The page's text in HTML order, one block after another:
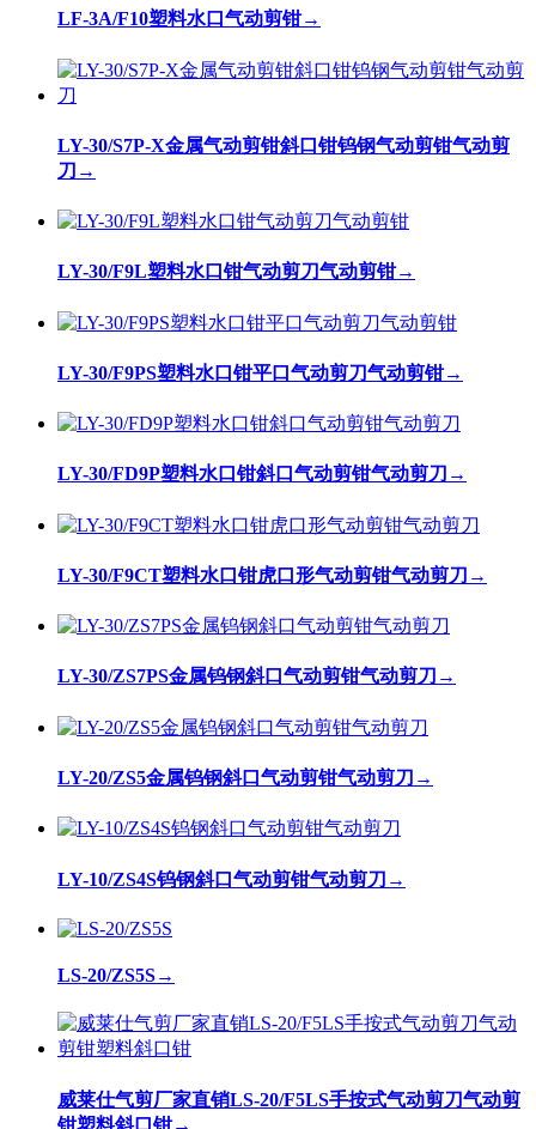
LF-3A/F10塑料水口气动剪钳→
LY-30/S7P-X金属气动剪钳斜口钳钨钢气动剪钳气动剪
刀 →
LY-30/F9L塑料水口钳气动剪刀气动剪钳→
LY-30/F9PS塑料水口钳平口气动剪刀气动剪钳→
LY-30/FD9P塑料水口钳斜口气动剪钳气动剪刀 →
LY-30/F9CT塑料水口钳虎口形气动剪钳气动剪刀 →
LY-30/ZS7PS金属钨钢斜口气动剪钳气动剪刀 →
LY-20/ZS5金属钨钢斜口气动剪钳气动剪刀 →
LY-10/ZS4S钨钢斜口气动剪钳气动剪刀 →
LS-20/ZS5S→
威莱仕气剪厂家直销LS-20/F5LS手按式气动剪刀气动剪
钳塑料斜口钳→